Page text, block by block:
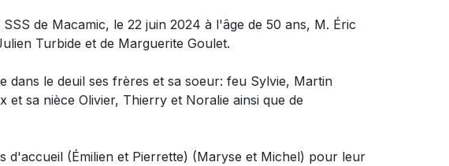
de Macamic, le 22 juin 2024 à l'âge de 50 ans, M. Éric
Turbide et de Marguerite Goulet.
dans le deuil ses frères et sa soeur: feu Sylvie, Martin
et sa nièce Olivier, Thierry et Noralie ainsi que de
d'accueil (Émilien et Pierrette) (Maryse et Michel) pour leur